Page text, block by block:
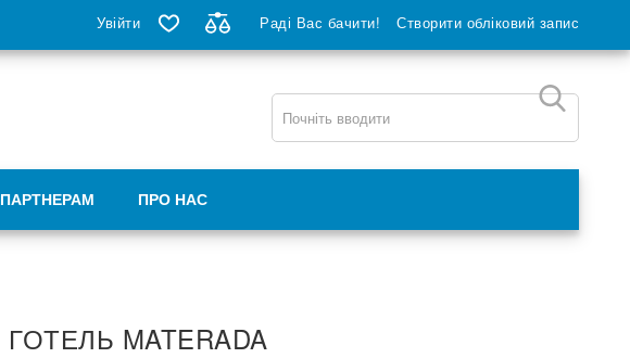
Увійти Раді Вас бачити! Створити обліковий запис
ПАРТНЕРАМ ПРО НАС
ГОТЕЛЬ MATERADA